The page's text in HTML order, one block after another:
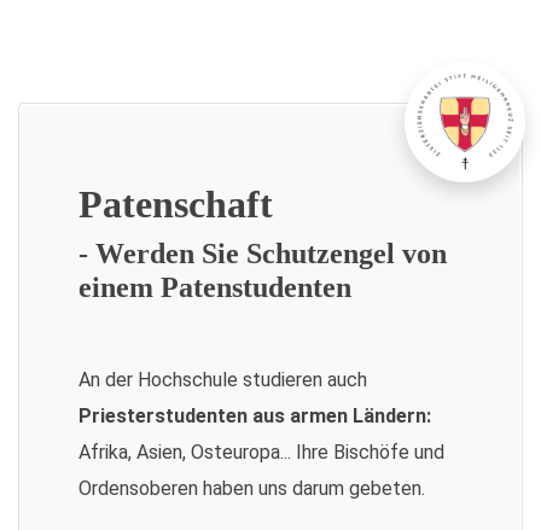
Patenschaft
- Werden Sie Schutzengel von
einem Patenstudenten
An der Hochschule studieren auch
Priesterstudenten aus armen Ländern:
Afrika, Asien, Osteuropa... Ihre Bischöfe und
Ordensoberen haben uns darum gebeten.